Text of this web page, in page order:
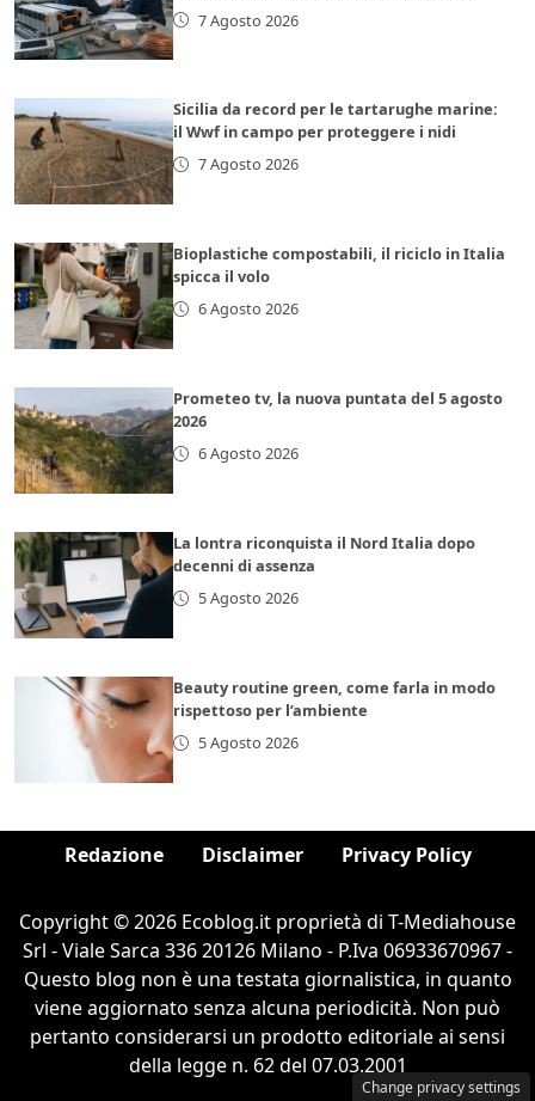
7 Agosto 2026
Sicilia da record per le tartarughe marine:
il Wwf in campo per proteggere i nidi
7 Agosto 2026
Bioplastiche compostabili, il riciclo in Italia
spicca il volo
6 Agosto 2026
Prometeo tv, la nuova puntata del 5 agosto
2026
6 Agosto 2026
La lontra riconquista il Nord Italia dopo
decenni di assenza
5 Agosto 2026
Beauty routine green, come farla in modo
rispettoso per l’ambiente
5 Agosto 2026
Redazione Disclaimer Privacy Policy
Copyright © 2026 Ecoblog.it proprietà di T-Mediahouse
Srl - Viale Sarca 336 20126 Milano - P.Iva 06933670967 -
Questo blog non è una testata giornalistica, in quanto
viene aggiornato senza alcuna periodicità. Non può
pertanto considerarsi un prodotto editoriale ai sensi
della legge n. 62 del 07.03.2001
Change privacy settings